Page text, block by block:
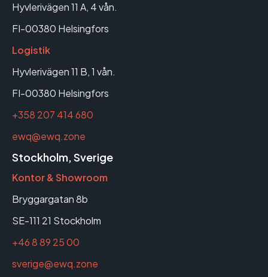
Hyvlerivägen 11 A, 4 vån.
FI-00380 Helsingfors
Logistik
Hyvlerivägen 11 B, 1 vån.
FI-00380 Helsingfors
+358 207 414 680
ewq@ewq.zone
Stockholm, Sverige
Kontor & Showroom
Bryggargatan 8b
SE-111 21 Stockholm
+46 8 89 25 00
sverige@ewq.zone